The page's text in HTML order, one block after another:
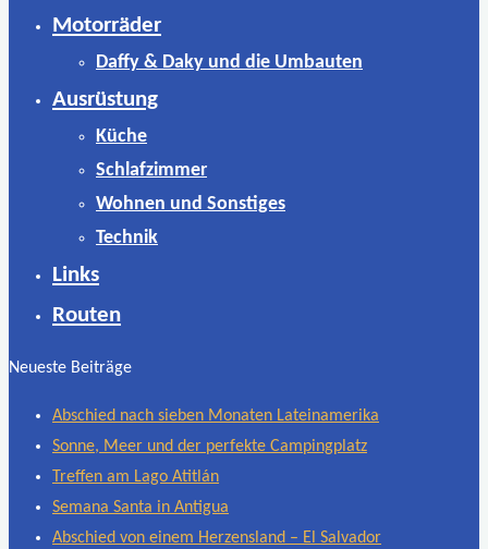
Motorräder
Daffy & Daky und die Umbauten
Ausrüstung
Küche
Schlafzimmer
Wohnen und Sonstiges
Technik
Links
Routen
Neueste Beiträge
Abschied nach sieben Monaten Lateinamerika
Sonne, Meer und der perfekte Campingplatz
Treffen am Lago Atitlán
Semana Santa in Antigua
Abschied von einem Herzensland – El Salvador